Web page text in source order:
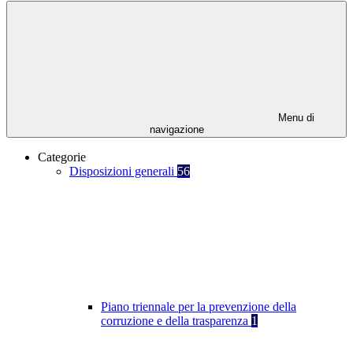
Menu di
navigazione
Categorie
Disposizioni generali 56
Piano triennale per la prevenzione della
corruzione e della trasparenza 1